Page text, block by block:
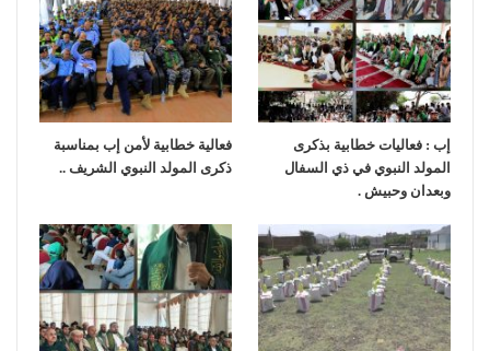
إب : فعاليات خطابية بذكرى
المولد النبوي في ذي السفال
وبعدان وحبيش .
فعالية خطابية لأمن إب بمناسبة
ذكرى المولد النبوي الشريف ..